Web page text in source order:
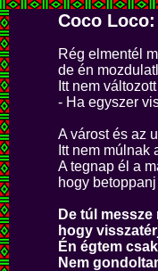
Coco
Rég elmentél
de én
Itt nem
- Ha egyszer
A várost és az
Itt nem múlnak
A tegnap él a
hogy
De túl
hogy
Én égtem
Nem